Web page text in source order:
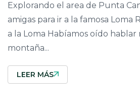
Explorando el area de Punta
amigas para ir a la famosa Loma
a la Loma Habíamos oído hablar
montaña...
LEER MÁS